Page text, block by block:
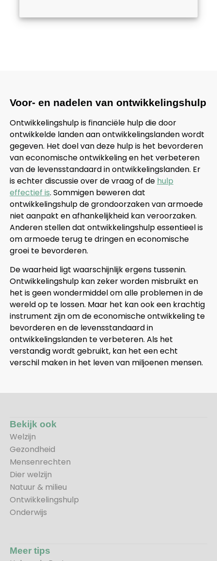
Voor- en nadelen van ontwikkelingshulp
Ontwikkelingshulp is financiële hulp die door
ontwikkelde landen aan ontwikkelingslanden wordt
gegeven. Het doel van deze hulp is het bevorderen
van economische ontwikkeling en het verbeteren
van de levensstandaard in ontwikkelingslanden. Er
is echter discussie over de vraag of de hulp
effectief is. Sommigen beweren dat
ontwikkelingshulp de grondoorzaken van armoede
niet aanpakt en afhankelijkheid kan veroorzaken.
Anderen stellen dat ontwikkelingshulp essentieel is
om armoede terug te dringen en economische
groei te bevorderen.
De waarheid ligt waarschijnlijk ergens tussenin.
Ontwikkelingshulp kan zeker worden misbruikt en
het is geen wondermiddel om alle problemen in de
wereld op te lossen. Maar het kan ook een krachtig
instrument zijn om de economische ontwikkeling te
bevorderen en de levensstandaard in
ontwikkelingslanden te verbeteren. Als het
verstandig wordt gebruikt, kan het een echt
verschil maken in het leven van miljoenen mensen.
Bekijk ook
Welzijn
Gezondheid
Mensenrechten
Dier welzijn
Natuur & milieu
Ontwikkelingshulp
Onderwijs
Meer tips